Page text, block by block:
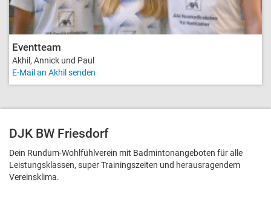
Eventteam
Akhil, Annick und Paul
E-Mail an Akhil senden
DJK BW Friesdorf
Dein Rundum-Wohlfühlverein mit Badmintonangeboten für alle
Leistungsklassen, super Trainingszeiten und heraus­ragendem
Vereinsklima.